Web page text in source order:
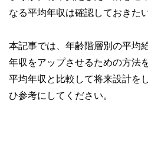
なる平均年収は確認しておきた
本記事では、年齢階層別の平均
年収をアップさせるための方法
平均年収と比較して将来設計を
ひ参考にしてください。